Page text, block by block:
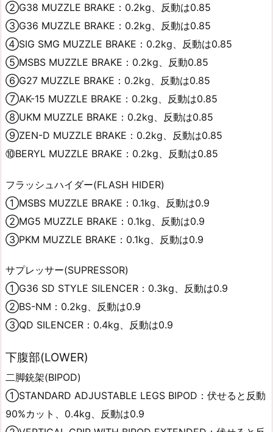
②G38 MUZZLE BRAKE：0.2kg、反動は0.85
③G36 MUZZLE BRAKE：0.2kg、反動は0.85
④SIG SMG MUZZLE BRAKE：0.2kg、反動は0.85
⑤MSBS MUZZLE BRAKE：0.2kg、反動0.85
⑥G27 MUZZLE BRAKE：0.2kg、反動は0.85
⑦AK-15 MUZZLE BRAKE：0.2kg、反動は0.85
⑧UKM MUZZLE BRAKE：0.2kg、反動は0.85
⑨ZEN-D MUZZLE BRAKE：0.2kg、反動は0.85
⑩BERYL MUZZLE BRAKE：0.2kg、反動は0.85
フラッシュハイダー(FLASH HIDER)
①MSBS MUZZLE BRAKE：0.1kg、反動は0.9
②MG5 MUZZLE BRAKE：0.1kg、反動は0.9
③PKM MUZZLE BRAKE：0.1kg、反動は0.9
サプレッサー(SUPRESSOR)
①G36 SD STYLE SILENCER：0.3kg、反動は0.9
②BS-NM：0.2kg、反動は0.9
③QD SILENCER：0.4kg、反動は0.9
下腹部(LOWER)
二脚銃架(BIPOD)
①STANDARD ADJUSTABLE LEGS BIPOD：伏せると反動
90%カット、0.4kg、反動は0.9